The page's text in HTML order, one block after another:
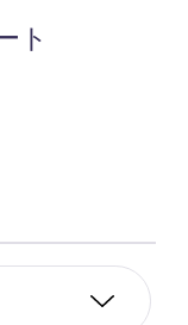
ト